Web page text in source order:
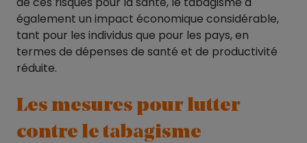
également un impact économique considérable,
tant pour les individus que pour les pays, en
termes de dépenses de santé et de productivité
réduite.
Les mesures pour lutter
contre le tabagisme